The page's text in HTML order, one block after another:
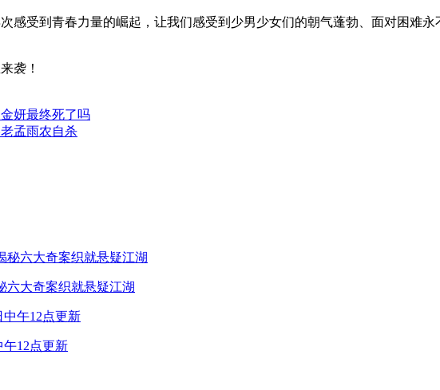
受到青春力量的崛起，让我们感受到少男少女们的朝气蓬勃、面对困难永
袭！
妍最终死了吗
孟雨农自杀
六大奇案织就悬疑江湖
午12点更新